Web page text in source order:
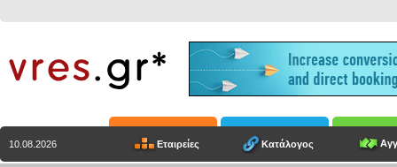
10.08.2026 Εταιρείες Κατάλογος